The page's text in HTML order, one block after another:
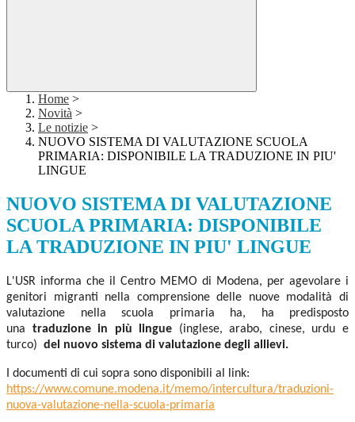
Home >
Novità >
Le notizie >
NUOVO SISTEMA DI VALUTAZIONE SCUOLA
PRIMARIA: DISPONIBILE LA TRADUZIONE IN PIU'
LINGUE
NUOVO SISTEMA DI VALUTAZIONE
SCUOLA PRIMARIA: DISPONIBILE
LA TRADUZIONE IN PIU' LINGUE
L'USR informa che il Centro MEMO di Modena, per agevolare i
genitori migranti nella comprensione delle nuove modalità di
valutazione nella scuola primaria ha, ha predisposto
una traduzione in più lingue (inglese, arabo, cinese, urdu e
turco) del nuovo sistema di valutazione degli allievi.
I documenti di cui sopra sono disponibili al link:
https://www.comune.modena.it/memo/intercultura/traduzioni-
nuova-valutazione-nella-scuola-primaria